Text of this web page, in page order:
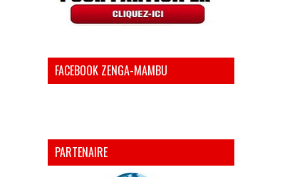
FACEBOOK ZENGA-MAMBU
PARTENAIRE